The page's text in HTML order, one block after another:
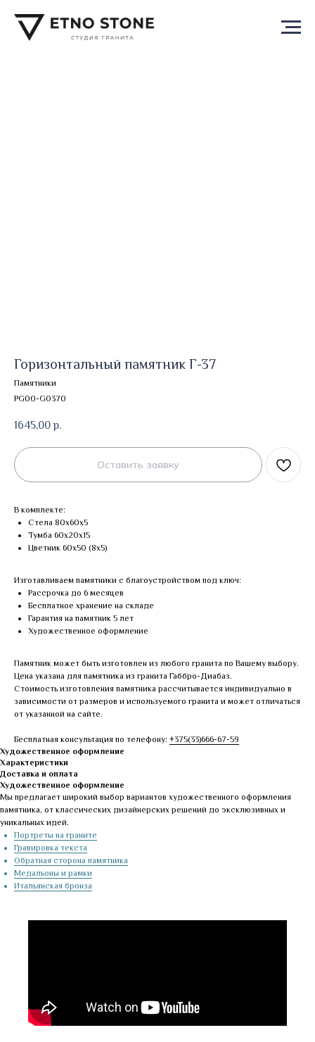
Горизонтальный памятник Г-37
Памятники
PG00-G0370
1645,00 р.
Оставить заявку
В комплекте:
Стела 80х60х5
Тумба 60х20х15
Цветник 60х50 (8х5)
Изготавливаем памятники с благоустройством под ключ:
Рассрочка до 6 месяцев
Бесплатное хранение на складе
Гарантия на памятник 5 лет
Художественное оформление
Памятник может быть изготовлен из любого гранита по Вашему выбору.
Цена указана для памятника из гранита Габбро-Диабаз.
Стоимость изготовления памятника рассчитывается индивидуально в
зависимости от размеров и используемого гранита и может отличаться
от указанной на сайте.
Бесплатная консультация по телефону: +375(33)666-67-59
Художественное оформление
Характеристики
Доставка и оплата
Художественное оформление
Мы предлагает широкий выбор вариантов художественного оформления
памятника, от классических дизайнерских решений до эксклюзивных и
уникальных идей.
Портреты на граните
Гравировка текста
Обратная сторона памятника
Медальоны и рамки
Итальянская бронза